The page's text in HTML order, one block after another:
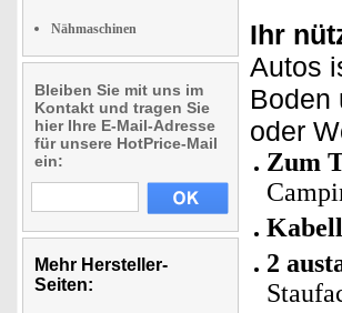
Nähmaschinen
Bleiben Sie mit uns im
Kontakt und tragen Sie
hier Ihre E-Mail-Adresse
für unsere HotPrice-Mail
ein:
Mehr Hersteller-
Seiten:
Ihr
Autos
Boden
oder
Zum
2